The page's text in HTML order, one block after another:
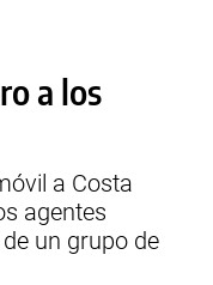
a los
a Costa
agentes
un grupo de